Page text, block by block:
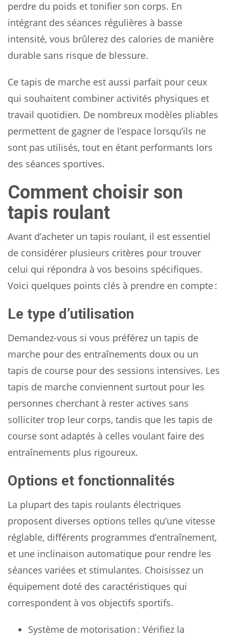
perdre du poids et tonifier son corps. En
intégrant des séances régulières à basse
intensité, vous brûlerez des calories de manière
durable sans risque de blessure.
Ce tapis de marche est aussi parfait pour ceux
qui souhaitent combiner activités physiques et
travail quotidien. De nombreux modèles pliables
permettent de gagner de l’espace lorsqu’ils ne
sont pas utilisés, tout en étant performants lors
des séances sportives.
Comment choisir son
tapis roulant
Avant d’acheter un tapis roulant, il est essentiel
de considérer plusieurs critères pour trouver
celui qui répondra à vos besoins spécifiques.
Voici quelques points clés à prendre en compte :
Le type d’utilisation
Demandez-vous si vous préférez un tapis de
marche pour des entraînements doux ou un
tapis de course pour des sessions intensives. Les
tapis de marche conviennent surtout pour les
personnes cherchant à rester actives sans
solliciter trop leur corps, tandis que les tapis de
course sont adaptés à celles voulant faire des
entraînements plus rigoureux.
Options et fonctionnalités
La plupart des tapis roulants électriques
proposent diverses options telles qu’une vitesse
réglable, différents programmes d’entraînement,
et une inclinaison automatique pour rendre les
séances variées et stimulantes. Choisissez un
équipement doté des caractéristiques qui
correspondent à vos objectifs sportifs.
Système de motorisation : Vérifiez la